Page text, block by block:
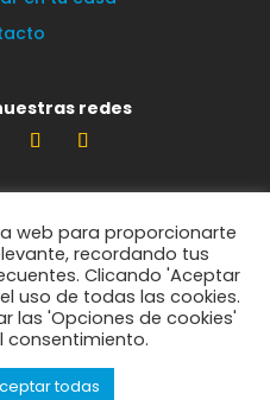
redes
de leerte
2021
web para proporcionarte
recordando tus
Clicando 'Aceptar
uso de todas las cookies.
las 'Opciones de cookies'
consentimiento.
todas